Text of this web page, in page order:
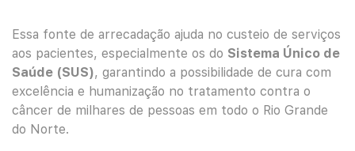
Essa fonte de arrecadação ajuda no custeio de serviços
aos pacientes, especialmente os do Sistema Único de
Saúde (SUS), garantindo a possibilidade de cura com
excelência e humanização no tratamento contra o
câncer de milhares de pessoas em todo o Rio Grande
do Norte.